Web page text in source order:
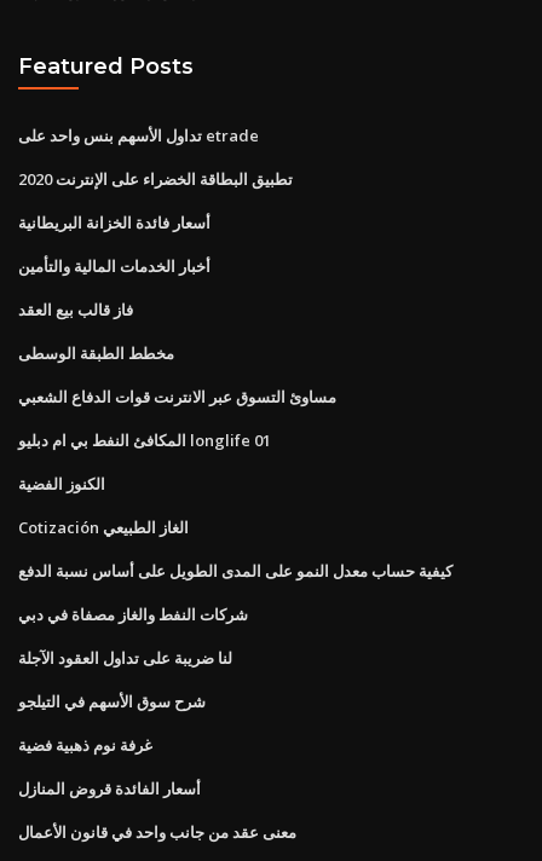
Featured Posts
تداول الأسهم بنس واحد على etrade
تطبيق البطاقة الخضراء على الإنترنت 2020
أسعار فائدة الخزانة البريطانية
أخبار الخدمات المالية والتأمين
فاز قالب بيع العقد
مخطط الطبقة الوسطى
مساوئ التسوق عبر الانترنت قوات الدفاع الشعبي
المكافئ النفط بي ام دبليو longlife 01
الكنوز الفضية
Cotización الغاز الطبيعي
كيفية حساب معدل النمو على المدى الطويل على أساس نسبة الدفع
شركات النفط والغاز مصفاة في دبي
لنا ضريبة على تداول العقود الآجلة
شرح سوق الأسهم في التيلجو
غرفة نوم ذهبية فضية
أسعار الفائدة قروض المنازل
معنى عقد من جانب واحد في قانون الأعمال